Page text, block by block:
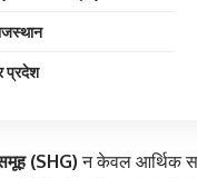
प्रदेश
(SHG) न केवल आर्थिक